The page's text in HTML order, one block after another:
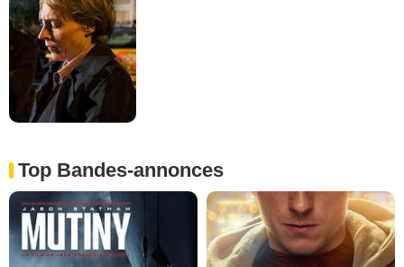
Top Bandes-annonces